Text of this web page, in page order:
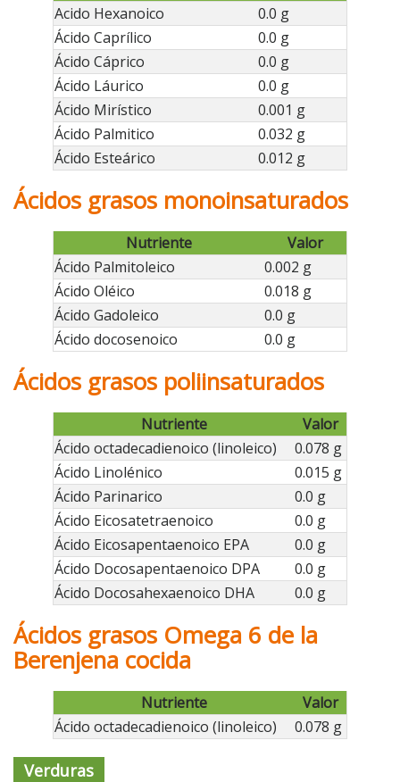
Acido Hexanoico
0.0 g
Ácido Caprílico
0.0 g
Ácido Cáprico
0.0 g
Ácido Láurico
0.0 g
Ácido Mirístico
0.001 g
Ácido Palmitico
0.032 g
Ácido Esteárico
0.012 g
Ácidos grasos monoinsaturados
Nutriente
Valor
Ácido Palmitoleico
0.002 g
Ácido Oléico
0.018 g
Ácido Gadoleico
0.0 g
Ácido docosenoico
0.0 g
Ácidos grasos poliinsaturados
Nutriente
Valor
Ácido octadecadienoico (linoleico)
0.078 g
Ácido Linolénico
0.015 g
Ácido Parinarico
0.0 g
Ácido Eicosatetraenoico
0.0 g
Ácido Eicosapentaenoico EPA
0.0 g
Ácido Docosapentaenoico DPA
0.0 g
Ácido Docosahexaenoico DHA
0.0 g
Ácidos grasos Omega 6 de la
Berenjena cocida
Nutriente
Valor
Ácido octadecadienoico (linoleico)
0.078 g
Verduras